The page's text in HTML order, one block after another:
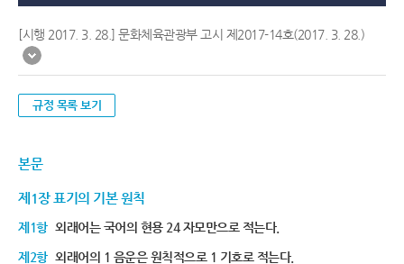
[시행 2017. 3. 28.] 문화체육관광부 고시 제2017-14호(2017. 3. 28.)
규정 목록 보기
본문
제1장 표기의 기본 원칙
제1항 외래어는 국어의 현용 24 자모만으로 적는다.
제2항 외래어의 1 음운은 원칙적으로 1 기호로 적는다.